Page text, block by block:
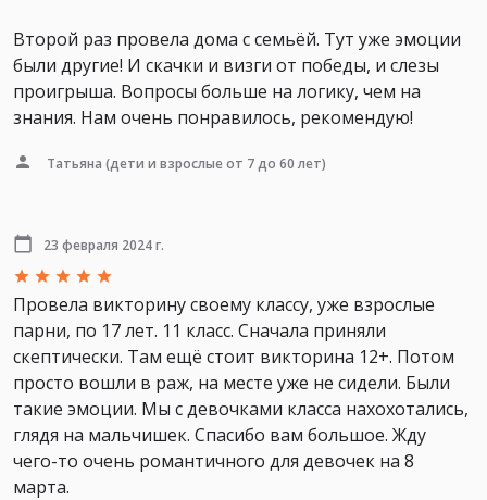
Второй раз провела дома с семьёй. Тут уже эмоции
были другие! И скачки и визги от победы, и слезы
проигрыша. Вопросы больше на логику, чем на
знания. Нам очень понравилось, рекомендую!
Татьяна (дети и взрослые от 7 до 60 лет)
23 февраля 2024 г.
Провела викторину своему классу, уже взрослые
парни, по 17 лет. 11 класс. Сначала приняли
скептически. Там ещё стоит викторина 12+. Потом
просто вошли в раж, на месте уже не сидели. Были
такие эмоции. Мы с девочками класса нахохотались,
глядя на мальчишек. Спасибо вам большое. Жду
чего-то очень романтичного для девочек на 8
марта.